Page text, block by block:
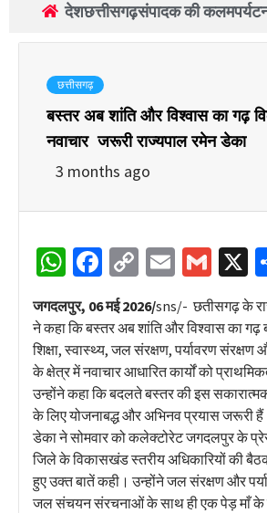
देशछत्तीसगढ़संपादक की कलम
छत्तीसगढ़
बस्तर अब शांति और विश्वास का गढ़
नवाचार जरूरी राज्यपाल रमेन डेका
3 months ago
WhatsApp
Facebook
CopyEmail X
जगदलपुर, 06 मई 2026/sns/- छतीसगढ़ के
ने कहा कि बस्तर अब शांति और विश्वास का गढ़
शिक्षा, स्वास्थ्य, जल संरक्षण, पर्यावरण
के क्षेत्र में नवाचार आधारित कार्यों को
उन्होंने कहा कि बदलते बस्तर की इस
के लिए योजनाबद्ध और अभिनव प्रयास जरूरी
डेका ने सोमवार को कलेक्टोरेट जगदलपुर के
जिले के विकासखंड स्तरीय अधिकारियों की
हुए उक्त बातें कही। उन्होंने जल संरक्षण और
जल संचयन संरचनाओं के साथ ही एक पेड़ माँ के